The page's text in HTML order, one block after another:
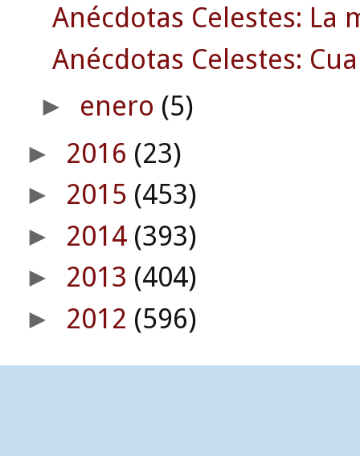
Anécdotas Celestes: La
Anécdotas Celestes:
► enero (5)
► 2016 (23)
► 2015 (453)
► 2014 (393)
► 2013 (404)
► 2012 (596)